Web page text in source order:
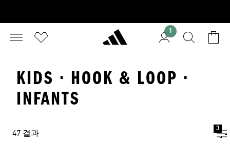
1
KIDS · HOOK & LOOP ·
INFANTS
47 결과
3